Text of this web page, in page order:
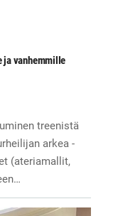
vanhemmille
treenistä
arkea -
(ateriamallit,